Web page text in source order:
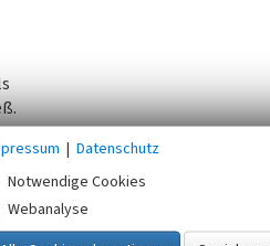
| Datenschutz
Notwendige Cookies
Webanalyse